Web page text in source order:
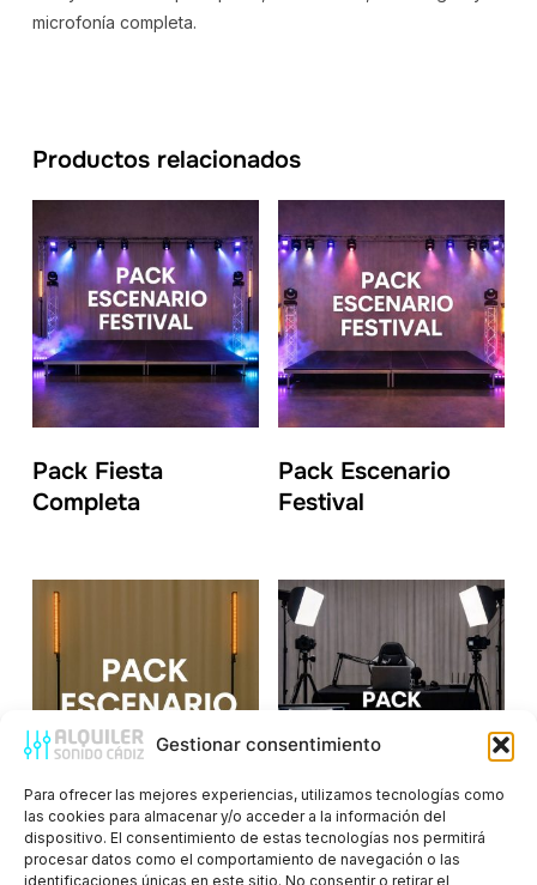
Gestionar consentimiento
Para ofrecer las mejores experiencias, utilizamos tecnologías como
las cookies para almacenar y/o acceder a la información del
dispositivo. El consentimiento de estas tecnologías nos permitirá
procesar datos como el comportamiento de navegación o las
identificaciones únicas en este sitio. No consentir o retirar el
microfonía completa.
Productos relacionados
Pack Fiesta
Completa
Pack Escenario
Festival
Pack Escenario
Pack Streaming